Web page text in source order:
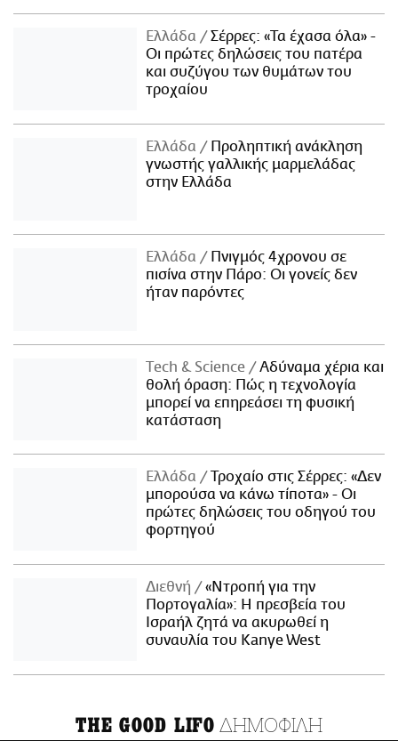
Ελλάδα
Σέρρες: «Τα έχασα όλα» -
Οι πρώτες δηλώσεις του πατέρα
και συζύγου των θυμάτων του
τροχαίου
Ελλάδα
Προληπτική ανάκληση
γνωστής γαλλικής μαρμελάδας
στην Ελλάδα
Ελλάδα
Πνιγμός 4χρονου σε
πισίνα στην Πάρο: Οι γονείς δεν
ήταν παρόντες
Τech & Science
Αδύναμα χέρια και
θολή όραση: Πώς η τεχνολογία
μπορεί να επηρεάσει τη φυσική
κατάσταση
Ελλάδα
Τροχαίο στις Σέρρες: «Δεν
μπορούσα να κάνω τίποτα» - Οι
πρώτες δηλώσεις του οδηγού του
φορτηγού
Διεθνή
«Ντροπή για την
Πορτογαλία»: Η πρεσβεία του
Ισραήλ ζητά να ακυρωθεί η
συναυλία του Kanye West
THE GOOD LIFO ΔΗΜΟΦΙΛΗ